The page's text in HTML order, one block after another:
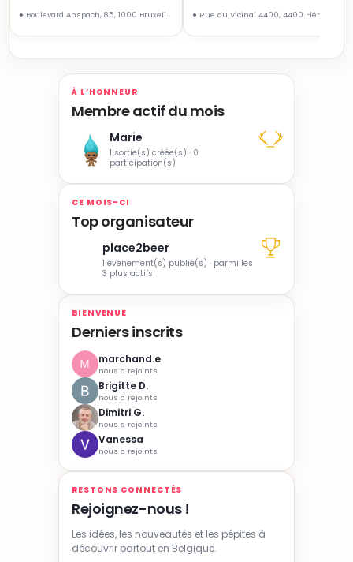
● Boulevard Anspach, 85, 1000 Bruxelles
À L’HONNEUR
Membre actif du mois
Marie
1 sortie(s) créée(s) · 0
participation(s)
CE MOIS-CI
Top organisateur
place2beer
1 événement(s) publié(s) · parmi les
3 plus actifs
BIENVENUE
Derniers inscrits
marchand.e
nous a rejoints
Brigitte D.
nous a rejoints
Dimitri G.
nous a rejoints
Vanessa
nous a rejoints
RESTONS CONNECTÉS
Rejoignez-nous !
Les idées, les nouveautés et les pépites à
découvrir partout en Belgique.